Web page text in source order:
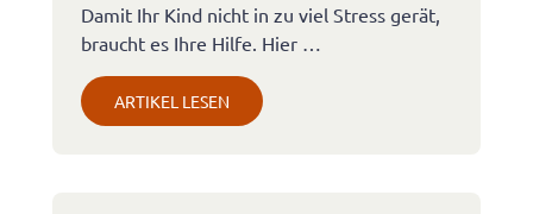
Damit Ihr Kind nicht in zu viel Stress gerät,
braucht es Ihre Hilfe. Hier …
ARTIKEL LESEN